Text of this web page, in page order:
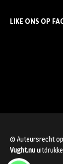
LIKE ONS OP
© Auteursrecht
Vught.nu